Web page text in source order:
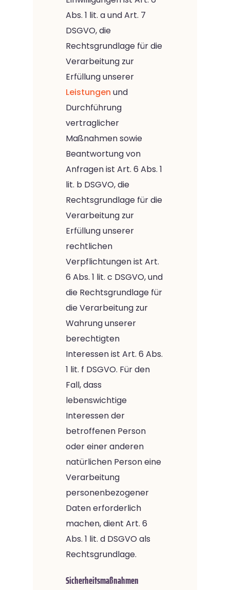
Abs. 1 lit. a und Art. 7
DSGVO, die
Rechtsgrundlage für die
Verarbeitung zur
Erfüllung unserer
Leistungen und
Durchführung
vertraglicher
Maßnahmen sowie
Beantwortung von
Anfragen ist Art. 6 Abs. 1
lit. b DSGVO, die
Rechtsgrundlage für die
Verarbeitung zur
Erfüllung unserer
rechtlichen
Verpflichtungen ist Art.
6 Abs. 1 lit. c DSGVO, und
die Rechtsgrundlage für
die Verarbeitung zur
Wahrung unserer
berechtigten
Interessen ist Art. 6 Abs.
1 lit. f DSGVO. Für den
Fall, dass
lebenswichtige
Interessen der
betroffenen Person
oder einer anderen
natürlichen Person eine
Verarbeitung
personenbezogener
Daten erforderlich
machen, dient Art. 6
Abs. 1 lit. d DSGVO als
Rechtsgrundlage.
Sicherheitsmaßnahmen